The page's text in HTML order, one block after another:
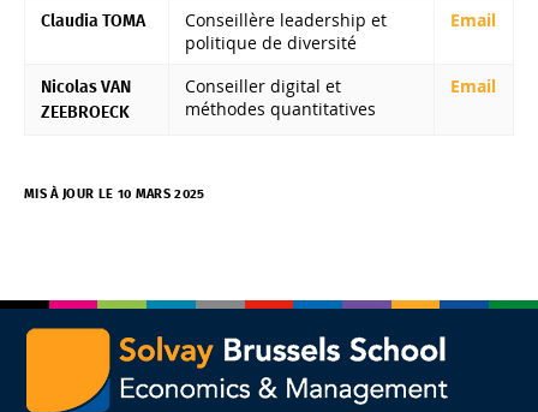
Claudia TOMA
Conseillère leadership et
politique de diversité
Email
Nicolas VAN
ZEEBROECK
Conseiller digital et
méthodes quantitatives
Email
MIS À JOUR LE 10 MARS 2025